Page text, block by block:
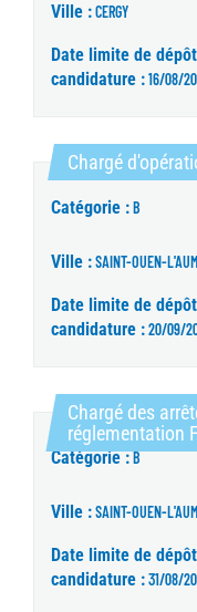
Ville :CERGY
Date limite de
candidature :16/08/
Chargé
Catégorie :B
Ville :SAINT-OUEN-
Date limite de
candidature :20/09/
Chargé des
réglementation
Catégorie :B
Ville :SAINT-OUEN-
Date limite de
candidature :31/08/